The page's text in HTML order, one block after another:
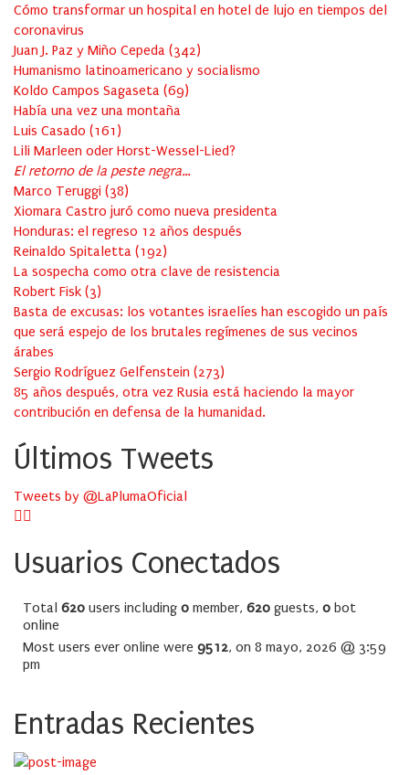
Cómo transformar un hospital en hotel de lujo en tiempos del
coronavirus
Juan J. Paz y Miño Cepeda (342)
Humanismo latinoamericano y socialismo
Koldo Campos Sagaseta (69)
Había una vez una montaña
Luis Casado (161 )
Lili Marleen oder Horst-Wessel-Lied?
El retorno de la peste negra…
Marco Teruggi (38)
Xiomara Castro juró como nueva presidenta
Honduras: el regreso 12 años después
Reinaldo Spitaletta (192)
La sospecha como otra clave de resistencia
Robert Fisk (3)
Basta de excusas: los votantes israelíes han escogido un país
que será espejo de los brutales regímenes de sus vecinos
árabes
Sergio Rodríguez Gelfenstein (273)
85 años después, otra vez Rusia está haciendo la mayor
contribución en defensa de la humanidad.
Últimos Tweets
Tweets by @LaPlumaOficial
Usuarios Conectados
Total 620 users including 0 member, 620 guests, 0 bot
online
Most users ever online were 9512, on 8 mayo, 2026 @ 3:59
pm
Entradas Recientes